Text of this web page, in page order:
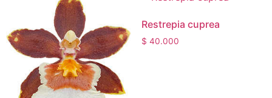
Restrepia cuprea
$ 40.000